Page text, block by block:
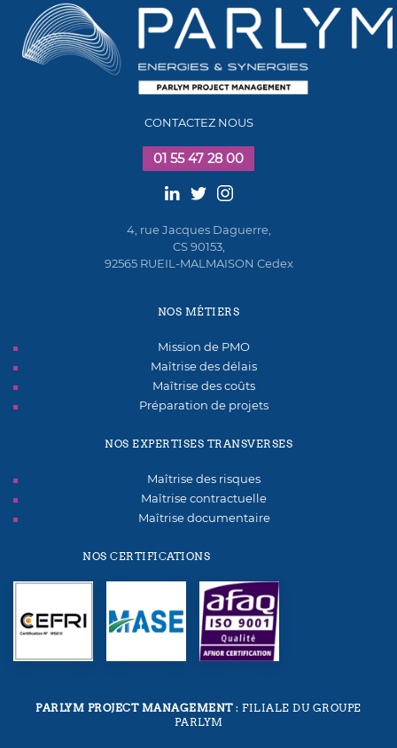
CONTACTEZ NOUS
01 55 47 28 00
4, rue Jacques Daguerre,
CS 90153,
92565 RUEIL-MALMAISON Cedex
NOS MÉTIERS
Mission de PMO
Maîtrise des délais
Maîtrise des coûts
Préparation de projets
NOS EXPERTISES TRANSVERSES
Maîtrise des risques
Maîtrise contractuelle
Maîtrise documentaire
NOS CERTIFICATIONS
PARLYM PROJECT MANAGEMENT: FILIALE DU GROUPE
PARLYM